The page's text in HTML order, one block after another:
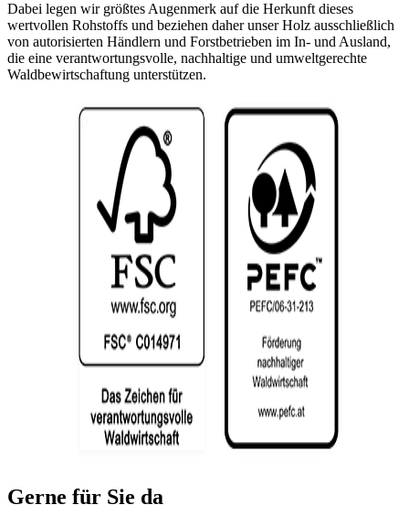
Dabei legen wir größtes Augenmerk auf die Herkunft dieses
wertvollen Rohstoffs und beziehen daher unser Holz ausschließlich
von autorisierten Händlern und Forstbetrieben im In- und Ausland,
die eine verantwortungsvolle, nachhaltige und umweltgerechte
Waldbewirtschaftung unterstützen.
Gerne für Sie da